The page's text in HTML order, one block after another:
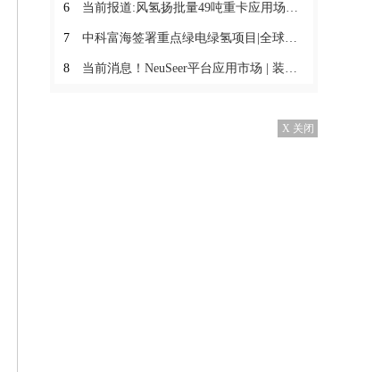
6 当前报道:风氢扬批量49吨重卡应用场景又落一子
7 中科富海签署重点绿电绿氢项目|全球新要闻
8 当前消息！NeuSeer平台应用市场 | 装备生产执行系统
X 关闭